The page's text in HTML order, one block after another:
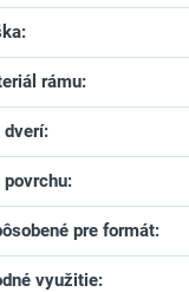
:
rámu:
dverí:
povrchu:
pre formát:
využitie: